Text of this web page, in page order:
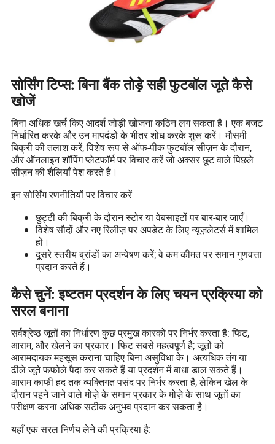
सोर्सिंग टिप्स: बिना बैंक तोड़े सही फुटबॉल जूते कैसे
खोजें
बिना अधिक खर्च किए आदर्श जोड़ी खोजना कठिन लग सकता है। एक बजट
निर्धारित करके और उन मापदंडों के भीतर शोध करके शुरू करें। मौसमी
बिक्री की तलाश करें, विशेष रूप से ऑफ-पीक फुटबॉल सीज़न के दौरान,
और ऑनलाइन शॉपिंग प्लेटफॉर्म पर विचार करें जो अक्सर छूट वाले पिछले
सीज़न की शैलियाँ पेश करते हैं।
इन सोर्सिंग रणनीतियों पर विचार करें:
छुट्टी की बिक्री के दौरान स्टोर या वेबसाइटों पर बार-बार जाएँ।
विशेष सौदों और नए रिलीज़ पर अपडेट के लिए न्यूज़लेटर्स में शामिल
हों।
दूसरे-स्तरीय ब्रांडों का अन्वेषण करें; वे कम कीमत पर समान गुणवत्ता
प्रदान करते हैं।
कैसे चुनें: इष्टतम प्रदर्शन के लिए चयन प्रक्रिया को
सरल बनाना
सर्वश्रेष्ठ जूतों का निर्धारण कुछ प्रमुख कारकों पर निर्भर करता है: फिट,
आराम, और खेलने का प्रकार। फिट सबसे महत्वपूर्ण है; जूतों को
आरामदायक महसूस कराना चाहिए बिना असुविधा के। अत्यधिक तंग या
ढीले जूते फफोले पैदा कर सकते हैं या प्रदर्शन में बाधा डाल सकते हैं।
आराम काफी हद तक व्यक्तिगत पसंद पर निर्भर करता है, लेकिन खेल के
दौरान पहने जाने वाले मोज़े के समान प्रकार के मोज़े के साथ जूतों का
परीक्षण करना अधिक सटीक अनुभव प्रदान कर सकता है।
यहाँ एक सरल निर्णय लेने की प्रक्रिया है: